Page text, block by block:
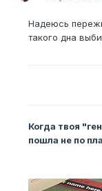
Надеюсь
такого дна
Когда твоя
пошла не по